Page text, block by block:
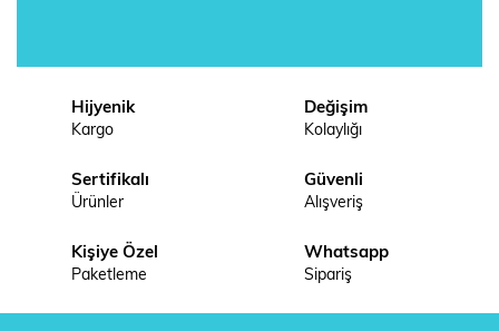
Hijyenik
Kargo
Değişim
Kolaylığı
Sertifikalı
Ürünler
Güvenli
Alışveriş
Kişiye Özel
Paketleme
Whatsapp
Sipariş